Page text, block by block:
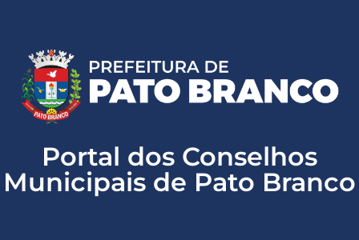
LAI - Lei de Acesso a Informação
Portal dos Conselhos
Municipais de Pato Branco